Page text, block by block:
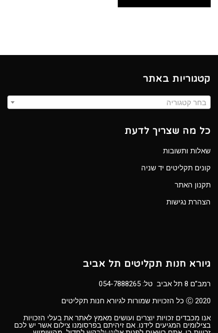
קטגוריות באתר
בחר קטגוריה
כל מה שצריך לדעת
שאלות ותשובות
קונים תקליטים יד שניה
תקנון האתר
הצהרת נגישות
גיורא חנות תקליטים תל אביב
רמב”ם 8 תל אביב טל:
054-7888265
Ⓒ 2020 כל הזכויות שמורות לגיורא חנות תקליטים
אנו מכבדים זכויות יוצרים ועושים מאמץ לאתר את בעלי הזכויות
בצילומים המגיעים לידנו. אם זיהיתם בפרסומנו צילום אשר יש לכם